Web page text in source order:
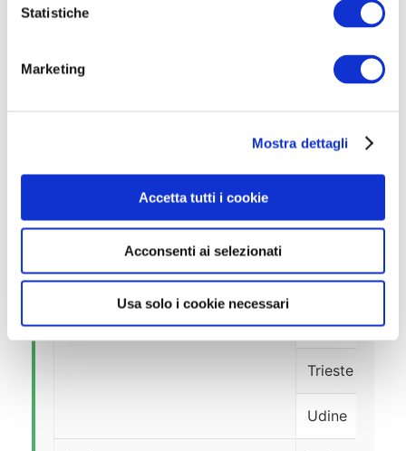
Statistiche
Marketing
Mostra dettagli
Accetta tutti i cookie
Acconsenti ai selezionati
Usa solo i cookie necessari
Modena
Parma
Ravenna
Rimini
Friuli-Venezia Giulia Gorizia
Pordenone
Trieste
Udine